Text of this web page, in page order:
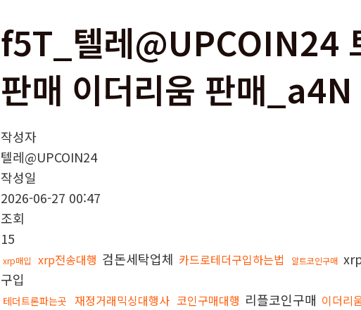
f5T_텔레@UPCOIN24
판매 이더리움 판매_a4N
작성자
텔레@UPCOIN24
작성일
2026-06-27 00:47
조회
15
xrp매입 xrp전송대행 검돈세탁업체 카드로테더구입하는법 알트코인구매
구입
테더트론파는곳 재정거래믹싱대행사 코인구매대행 리플코인구매 이더리